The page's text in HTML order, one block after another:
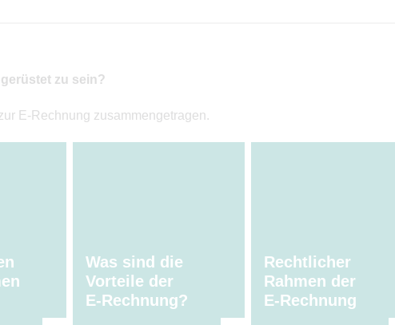
zu sein?
E-Rechnung zusammengetragen.
Was sind die
Vorteile der
E⁠‑⁠Rechnung?
Rechtlicher
Rahmen der
E⁠‑⁠Rechnung